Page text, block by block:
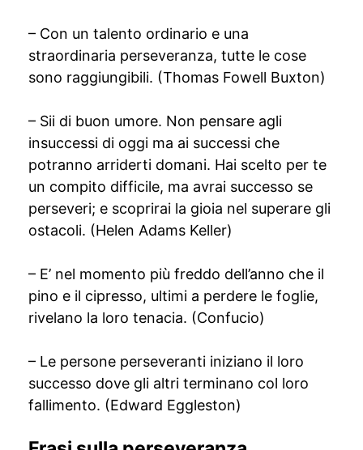
– Con un talento ordinario e una
straordinaria perseveranza, tutte le cose
sono raggiungibili. (Thomas Fowell Buxton)
– Sii di buon umore. Non pensare agli
insuccessi di oggi ma ai successi che
potranno arriderti domani. Hai scelto per te
un compito difficile, ma avrai successo se
perseveri; e scoprirai la gioia nel superare gli
ostacoli. (Helen Adams Keller)
– E’ nel momento più freddo dell’anno che il
pino e il cipresso, ultimi a perdere le foglie,
rivelano la loro tenacia. (Confucio)
– Le persone perseveranti iniziano il loro
successo dove gli altri terminano col loro
fallimento. (Edward Eggleston)